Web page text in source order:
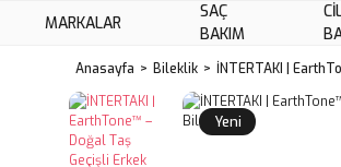
MARKALAR
SAÇ
BAKIM
Anasayfa Bileklik İNTERTAKI |
Yeni